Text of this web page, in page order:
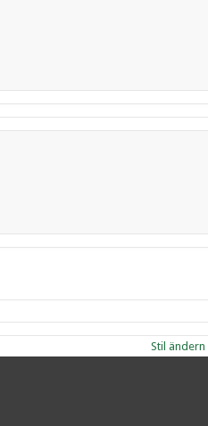
Stil ändern